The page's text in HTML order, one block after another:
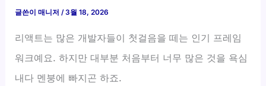
글쓴이매니저/3월 18, 2026
리액트는 많은 개발자들이 첫걸음을 떼는 인기 프레임
워크예요. 하지만 대부분 처음부터 너무 많은 것을 욕심
내다 멘붕에 빠지곤 하죠.